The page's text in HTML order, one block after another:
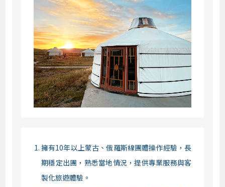
擁有10年以上蒙古、俄羅斯線團體操作經驗，長
期穩定出團，熟悉當地情況，提供專業服務與客
製化旅遊體驗。